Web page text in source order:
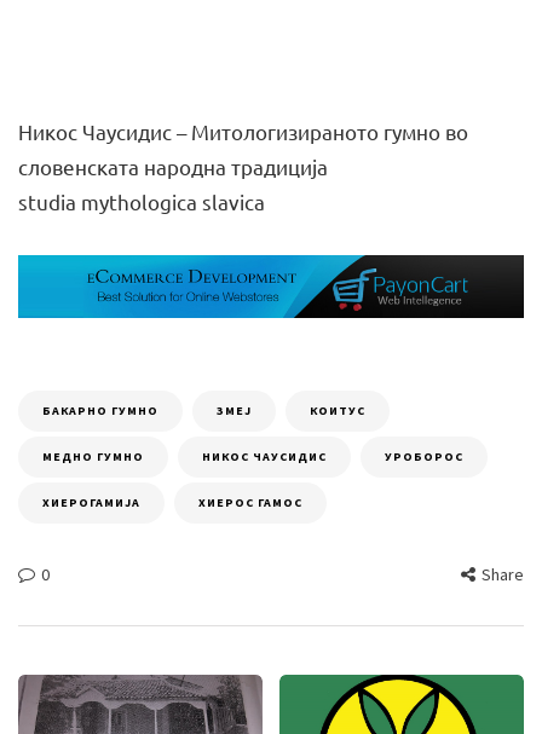
Никос Чаусидис – Митологизираното гумно во
словенската народна традиција
studia mythologica slavica
БАКАРНО ГУМНО ЗМЕЈ КОИТУС
МЕДНО ГУМНО НИКОС ЧАУСИДИС УРОБОРОС
ХИЕРОГАМИЈА ХИЕРОС ГАМОС
0 Share